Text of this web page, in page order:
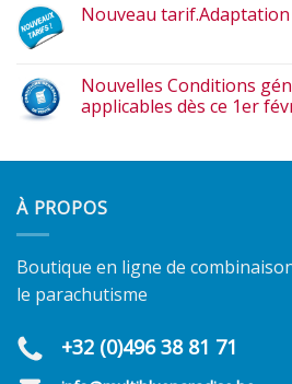
Nouveau
Nouvelles Conditions
applicables dès ce 1er
À PROPOS
Boutique en ligne de
le parachutisme
+32 (0)496 38 81 71